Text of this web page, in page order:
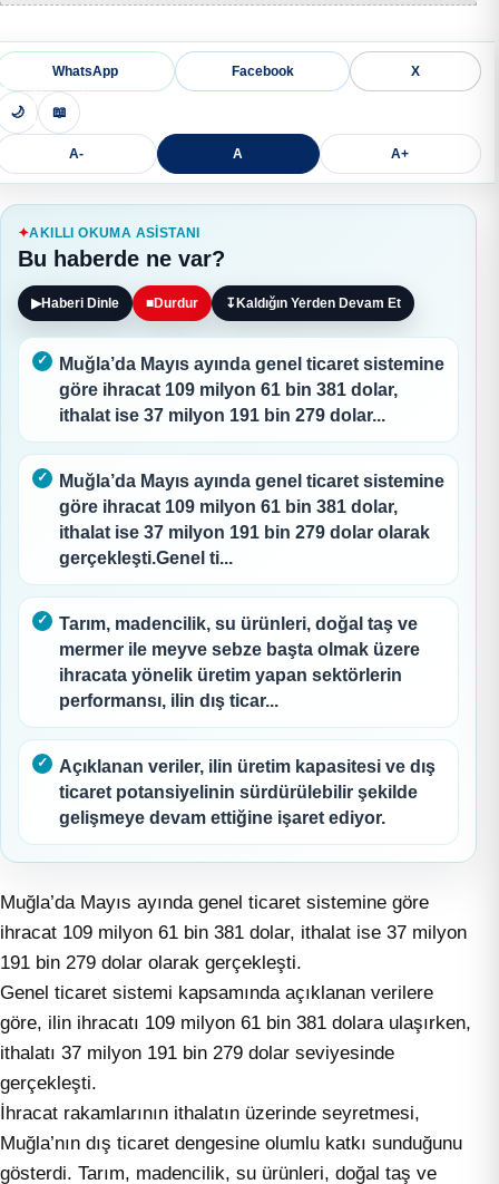
WhatsApp Facebook X
🌙 📖
A- A A+
AKILLI OKUMA ASISTANI
Bu haberde ne var?
▶Haberi Dinle ■Durdur ↧Kaldığın Yerden Devam Et
Muğla’da Mayıs ayında genel ticaret sistemine
göre ihracat 109 milyon 61 bin 381 dolar,
ithalat ise 37 milyon 191 bin 279 dolar...
Muğla’da Mayıs ayında genel ticaret sistemine
göre ihracat 109 milyon 61 bin 381 dolar,
ithalat ise 37 milyon 191 bin 279 dolar olarak
gerçekleşti.Genel ti...
Tarım, madencilik, su ürünleri, doğal taş ve
mermer ile meyve sebze başta olmak üzere
ihracata yönelik üretim yapan sektörlerin
performansı, ilin dış ticar...
Açıklanan veriler, ilin üretim kapasitesi ve dış
ticaret potansiyelinin sürdürülebilir şekilde
gelişmeye devam ettiğine işaret ediyor.
Muğla’da Mayıs ayında genel ticaret sistemine göre
ihracat 109 milyon 61 bin 381 dolar, ithalat ise 37 milyon
191 bin 279 dolar olarak gerçekleşti.
Genel ticaret sistemi kapsamında açıklanan verilere
göre, ilin ihracatı 109 milyon 61 bin 381 dolara ulaşırken,
ithalatı 37 milyon 191 bin 279 dolar seviyesinde
gerçekleşti.
İhracat rakamlarının ithalatın üzerinde seyretmesi,
Muğla’nın dış ticaret dengesine olumlu katkı sunduğunu
gösterdi. Tarım, madencilik, su ürünleri, doğal taş ve